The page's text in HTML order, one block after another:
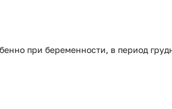
при беременности, в период